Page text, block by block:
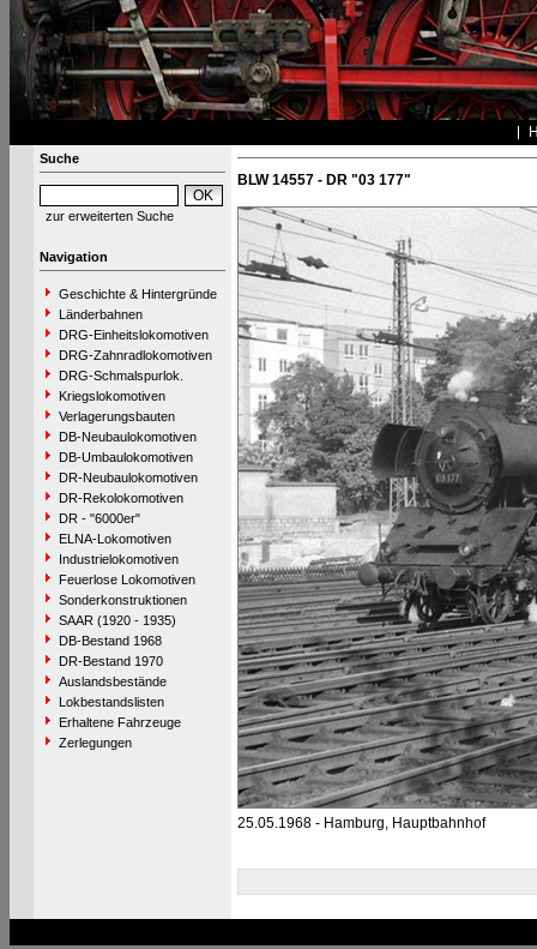
Suche
zur erweiterten Suche
Navigation
Geschichte & Hintergründe
Länderbahnen
DRG-Einheitslokomotiven
DRG-Zahnradlokomotiven
DRG-Schmalspurlok.
Kriegslokomotiven
Verlagerungsbauten
DB-Neubaulokomotiven
DB-Umbaulokomotiven
DR-Neubaulokomotiven
DR-Rekolokomotiven
DR - "6000er"
ELNA-Lokomotiven
Industrielokomotiven
Feuerlose Lokomotiven
Sonderkonstruktionen
SAAR (1920 - 1935)
DB-Bestand 1968
DR-Bestand 1970
Auslandsbestände
Lokbestandslisten
Erhaltene Fahrzeuge
Zerlegungen
BLW 14557 - DR "03 177"
25.05.1968 - Hamburg, Hauptbahnhof